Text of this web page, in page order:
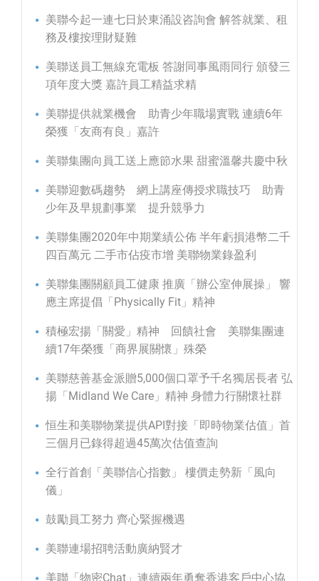
美聯今起一連七日於東涌設咨詢會 解答就業、租
務及樓按理財疑難
美聯送員工無線充電板 答謝同事風雨同行 頒發三
項年度大獎 嘉許員工精益求精
美聯提供就業機會 助青少年職場實戰 連續6年
榮獲「友商有良」嘉許
美聯集團向員工送上應節水果 甜蜜溫馨共慶中秋
美聯迎數碼趨勢 網上講座傳授求職技巧 助青
少年及早規劃事業 提升競爭力
美聯集團2020年中期業績公佈 半年虧損港幣二千
四百萬元 二手市佔疫市增 美聯物業錄盈利
美聯集團關顧員工健康 推廣「辦公室伸展操」 響
應主席提倡「Physically Fit」精神
積極宏揚「關愛」精神 回饋社會 美聯集團連
續17年榮獲「商界展關懷」殊榮
美聯慈善基金派贈5,000個口罩予千名獨居長者 弘
揚「Midland We Care」精神 身體力行關懷社群
恒生和美聯物業提供API對接「即時物業估值」首
三個月已錄得超過45萬次估值查詢
全行首創「美聯信心指數」 樓價走勢新「風向
儀」
鼓勵員工努力 齊心緊握機遇
美聯連場招聘活動廣納賢才
美聯「物密Chat」連續兩年勇奪香港客戶中心協